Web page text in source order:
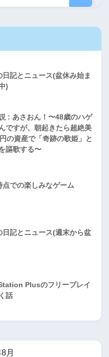
記とニュース(盆休み始ま
)
: あさおん！〜48歳のハゲ
ですが、朝起きたら超絶美
の資産で「奇跡の歌姫」と
謳歌する〜
での楽しみなゲーム
記とニュース(週末から盆
Plusのフリープレイ
話
月